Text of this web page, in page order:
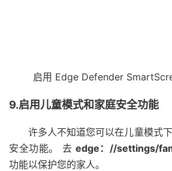
启用 Edge Defender
9.启用儿童模式和家庭安全功能
许多人不知道您可以在儿童模式
安全功能。 去 edge：//settings/
功能以保护您的家人。